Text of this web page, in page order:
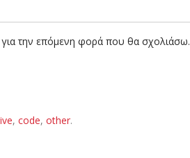
την επόμενη φορά που θα σχολιάσω.
, code, other.